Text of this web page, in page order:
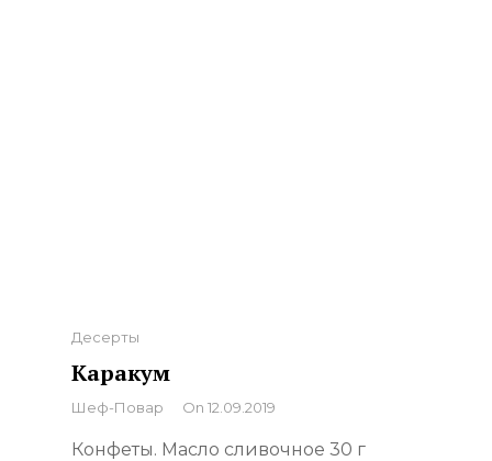
Categories
Десерты
Каракум
By
Шеф-Повар On 12.09.2019
Конфеты. Масло сливочное 30 г